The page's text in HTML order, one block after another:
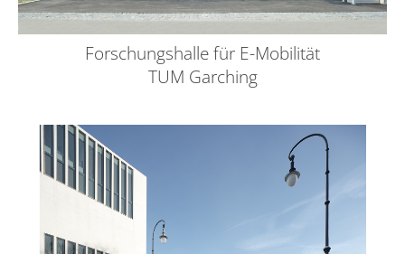
Forschungshalle für E-Mobilität
TUM Garching